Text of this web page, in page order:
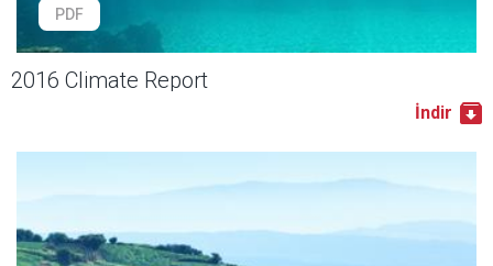
PDF
2016 Climate Report
İndir